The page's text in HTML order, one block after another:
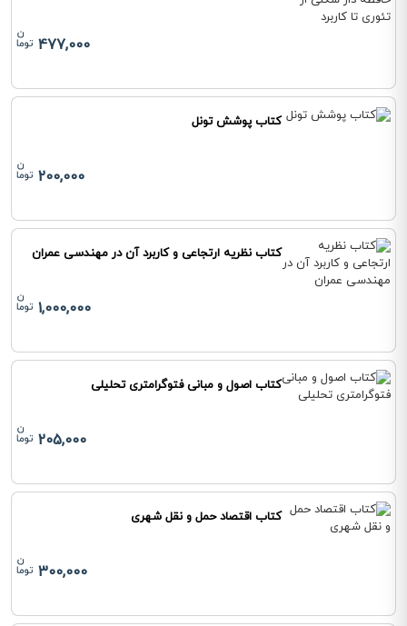
477,000
کتاب پوشش تونل
200,000
کتاب نظریه ارتجاعی و کاربرد آن در مهندسی عمران
1,000,000
کتاب اصول و مبانی فتوگرامتری تحلیلی
205,000
کتاب اقتصاد حمل و نقل شهری
300,000